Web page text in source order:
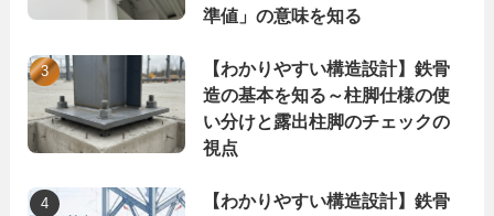
準値」の意味を知る
【わかりやすい構造設計】鉄骨
造の基本を知る～柱脚仕様の使
い分けと露出柱脚のチェックの
視点
【わかりやすい構造設計】鉄骨